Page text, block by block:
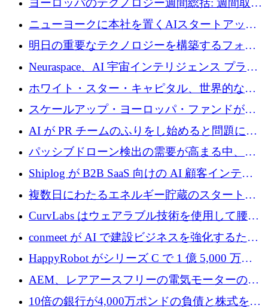
ヨーロッパのテクノロジー週間総括: 週間取引
額 8 億 7,800 万ユーロと 2026 年上半期の主要
ニューヨークに本社を置くAIスタートアップ
Modal Labsがロンドンオフィスを開設
明日の重要なテクノロジーを構築するフォト
ニクスのスケールアップに対応する
Neuraspace、AI 宇宙インテリジェンス プラッ
トフォームの拡大に 1,560 万ユーロを投資
ホワイト・スター・キャピタル、世界的なス
タートアップをシリーズAからBまで支援する
ために2億5,000万ドルのファンドIVを閉鎖
スケールアップ・ヨーロッパ・ファンドが初
の投資を行い、Iceeyeの10億ユーロのラウンド
を共同主導
AI が PR チームのふりをし始めると問題にな
ります
パッシブドローン検出の需要が高まる中、
Monava が資金調達ラウンドを終了
Shiplog が B2B SaaS 向けの AI 顧客インテリ
ジェンスを構築するために 100 万ドルを調達
複数日にわたるエネルギー貯蔵のスタートア
ップ、Ore Energy が新たな投資ラウンドで
4,300 万ドルを獲得
CurvLabs はウェアラブル技術を使用して腰痛
治療をどのように再考しているか
conmeet が AI で建設ビジネスを強化するため
に 600 万ユーロを調達
HappyRobot がシリーズ C で 1 億 5,000 万ド
ルを獲得し、企業運営向けにエージェント AI
を拡張
AEM、レアアースフリーの電気モーターの革
新を加速するために1,600万ポンドを確保
10倍の銀行が4,000万ポンドの負債と株式を調